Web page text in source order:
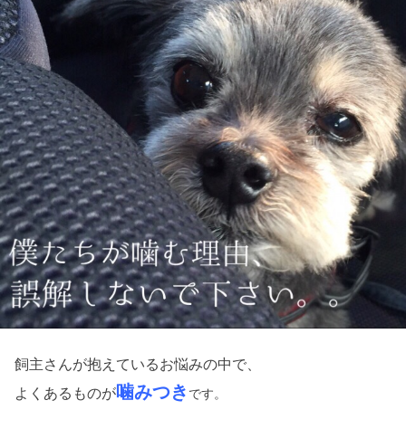
飼主さんが抱えているお悩みの中で、
よくあるものが噛みつき です。